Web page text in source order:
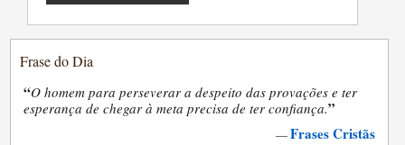
Frase do Dia
“O homem para perseverar a despeito das provações e ter
esperança de chegar à meta precisa de ter confiança.”
—Frases Cristãs